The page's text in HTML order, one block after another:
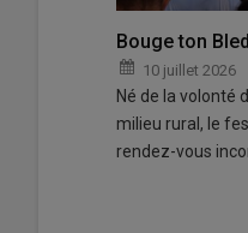
Bouge ton
10 juillet 2026
Né de la volonté
milieu rural, le
rendez-vous